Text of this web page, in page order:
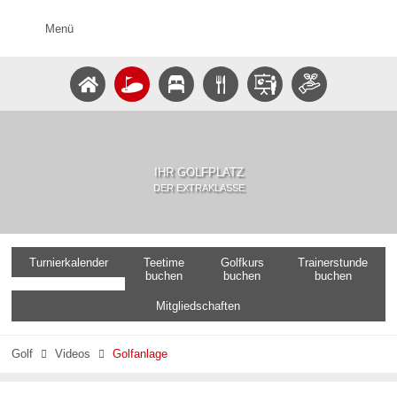
Menü
IHR GOLFPLATZ
DER EXTRAKLASSE
Turnierkalender
Teetime
buchen
Golfkurs
buchen
Trainerstunde
buchen
Mitgliedschaften
Golf  Videos  Golfanlage